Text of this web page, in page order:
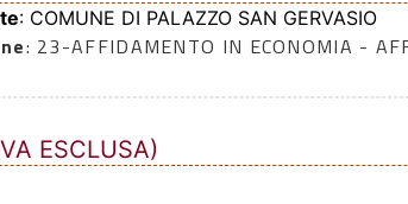
: COMUNE DI PALAZZO SAN GERVASIO
: 23-AFFIDAMENTO IN ECONOMIA -
ESCLUSA)